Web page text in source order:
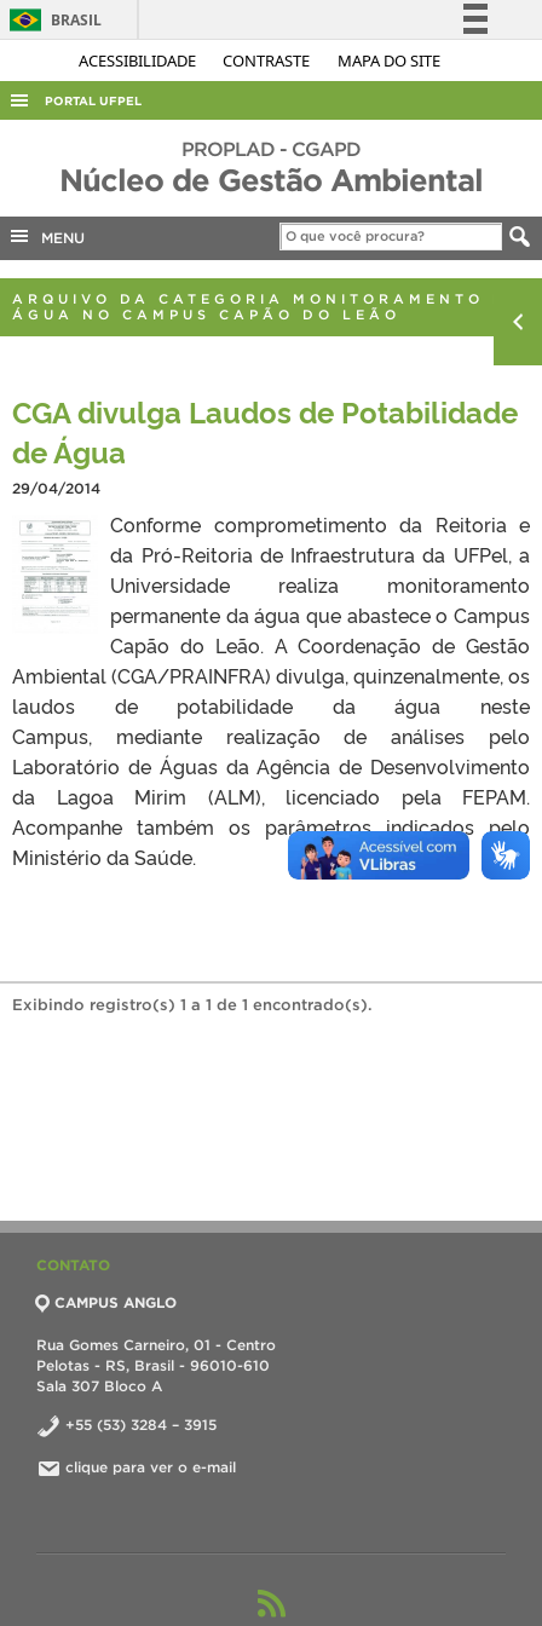
ACESSIBILIDADE CONTRASTE MAPA DO SITE
BRASIL
Simplifique!
Acesso à informação
Canais
PORTAL UFPEL
ACESSO À INFORMAÇÃO
AUDITORIA
EDITAIS
TELEFONES
PROPLAD - CGAPD
Núcleo de Gestão Ambiental
MENU
ARQUIVO DA CATEGORIA MONITORAMENTO DA
ÁGUA NO CAMPUS CAPÃO DO LEÃO
CGA divulga Laudos de Potabilidade
de Água
29/04/2014
Conforme comprometimento da Reitoria e
da Pró-Reitoria de Infraestrutura da UFPel, a
Universidade realiza monitoramento
permanente da água que abastece o Campus
Capão do Leão. A Coordenação de Gestão
Ambiental (CGA/PRAINFRA) divulga, quinzenalmente, os
laudos de potabilidade da água neste
Campus, mediante realização de análises pelo
Laboratório de Águas da Agência de Desenvolvimento
da Lagoa Mirim (ALM), licenciado pela FEPAM.
Acompanhe também os parâmetros indicados pelo
Ministério da Saúde.
Exibindo registro(s) 1 a 1 de 1 encontrado(s).
CONTATO
CAMPUS ANGLO
Rua Gomes Carneiro, 01 - Centro
Pelotas - RS, Brasil - 96010-610
Sala 307 Bloco A
+55 (53) 3284 – 3915
clique para ver o e-mail